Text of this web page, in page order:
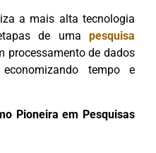
a mais alta tecnologia
de uma pesquisa
processamento de dados
tempo e
Pioneira em Pesquisas